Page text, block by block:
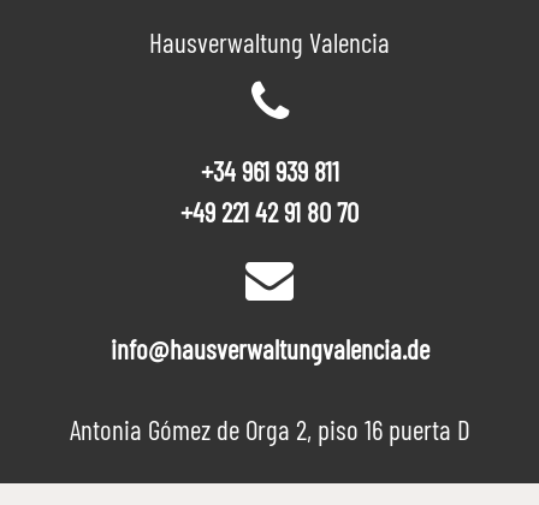
Hausverwaltung Valencia
+34 961 939 811
+49 221 42 91 80 70
info@hausverwaltungvalencia.de
Antonia Gómez de Orga 2, piso 16 puerta D